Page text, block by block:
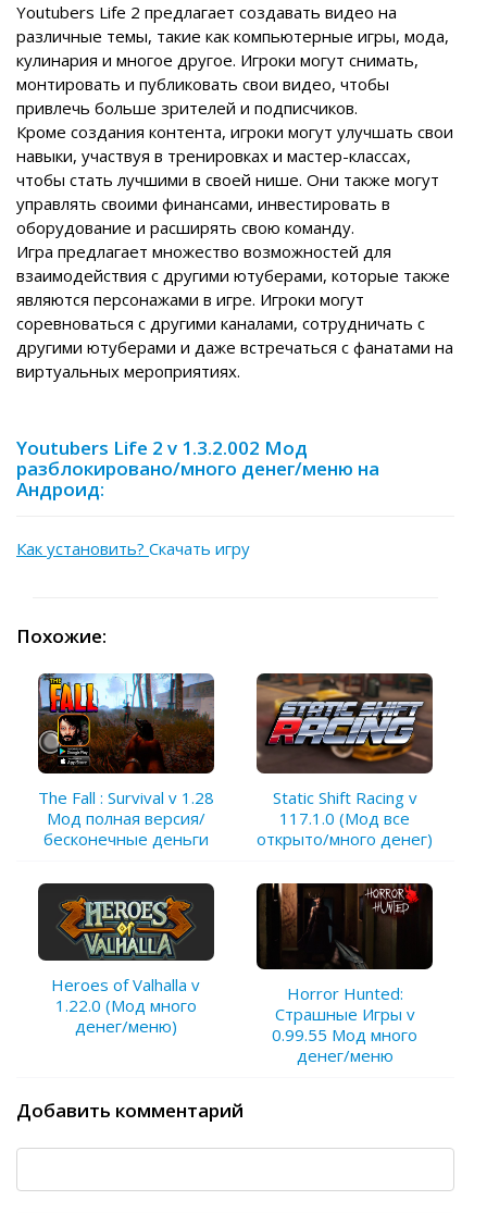
Youtubers Life 2 предлагает создавать видео на
различные темы, такие как компьютерные игры, мода,
кулинария и многое другое. Игроки могут снимать,
монтировать и публиковать свои видео, чтобы
привлечь больше зрителей и подписчиков.
Кроме создания контента, игроки могут улучшать свои
навыки, участвуя в тренировках и мастер-классах,
чтобы стать лучшими в своей нише. Они также могут
управлять своими финансами, инвестировать в
оборудование и расширять свою команду.
Игра предлагает множество возможностей для
взаимодействия с другими ютуберами, которые также
являются персонажами в игре. Игроки могут
соревноваться с другими каналами, сотрудничать с
другими ютуберами и даже встречаться с фанатами на
виртуальных мероприятиях.
Youtubers Life 2 v 1.3.2.002 Мод
разблокировано/много денег/меню на
Андроид:
Как установить? Скачать игру
Похожие:
The Fall : Survival v 1.28
Мод полная версия/
бесконечные деньги
Static Shift Racing v
117.1.0 (Мод все
открыто/много денег)
Heroes of Valhalla v
1.22.0 (Мод много
денег/меню)
Horror Hunted:
Страшные Игры v
0.99.55 Мод много
денег/меню
Добавить комментарий